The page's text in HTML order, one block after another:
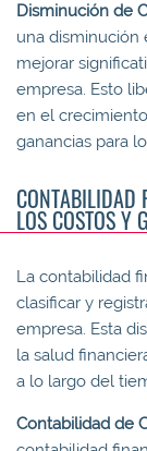
Disminución de
una disminución
mejorar
empresa. Esto
en el
ganancias para
CONTABILIDAD
LOS COSTOS Y
La contabilidad
clasificar y
empresa. Esta
la salud
a lo largo del
Contabilidad de